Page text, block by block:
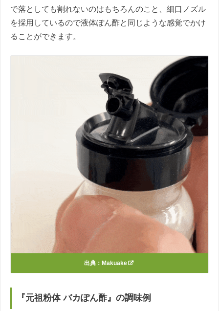
で落としても割れないのはもちろんのこと、細口ノズル
を採用しているので液体ぽん酢と同じような感覚でかけ
ることができます。
出典： Makuake
『元祖粉体 バカぽん酢』の調味例